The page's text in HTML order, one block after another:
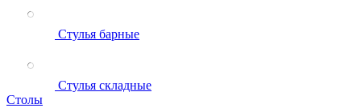
Стулья барные
Стулья складные
Столы